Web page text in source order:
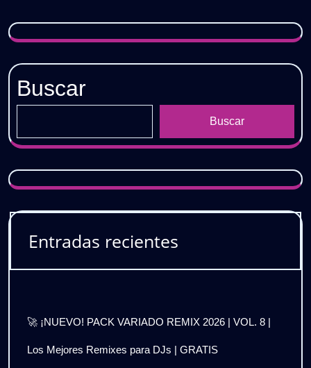
Buscar
Buscar
Entradas recientes
🚀 ¡NUEVO! PACK VARIADO REMIX 2026 | VOL. 8 |
Los Mejores Remixes para DJs | GRATIS